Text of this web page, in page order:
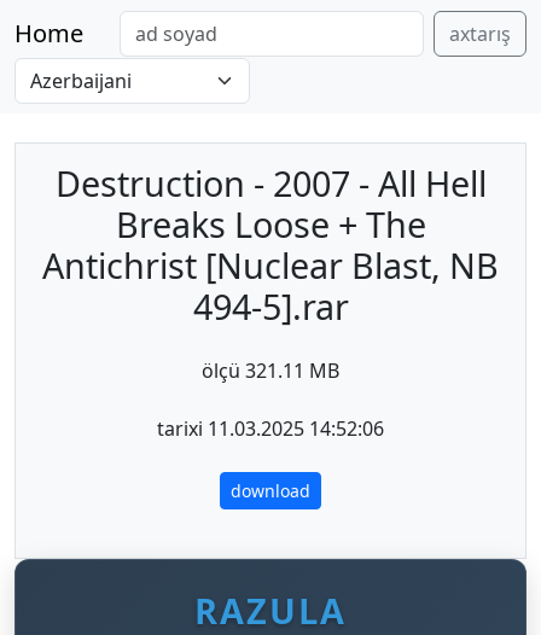
Home axtarış
Destruction - 2007 - All Hell
Breaks Loose + The
Antichrist [Nuclear Blast, NB
494-5].rar
ölçü 321.11 MB
tarixi 11.03.2025 14:52:06
download
RAZULA